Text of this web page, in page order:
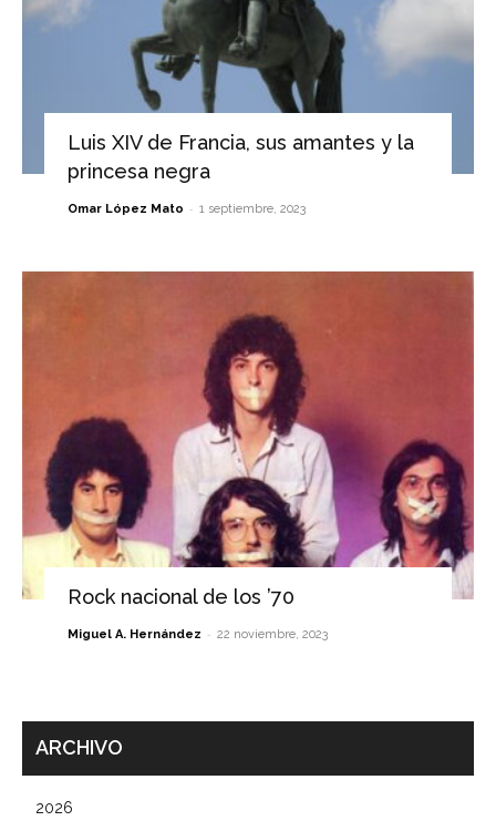
Luis XIV de Francia, sus amantes y la
princesa negra
Omar López Mato - 1 septiembre, 2023
Rock nacional de los ’70
Miguel A. Hernández - 22 noviembre, 2023
ARCHIVO
2026